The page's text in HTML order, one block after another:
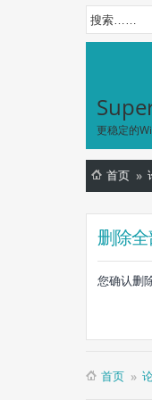
更稳定的
首页
删除
您确认删
首页